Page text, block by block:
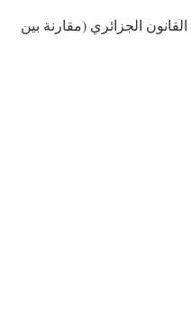
الجزائري (مقارنة بين